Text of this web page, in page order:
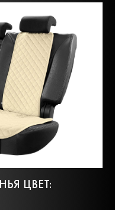
ЦВЕТ: